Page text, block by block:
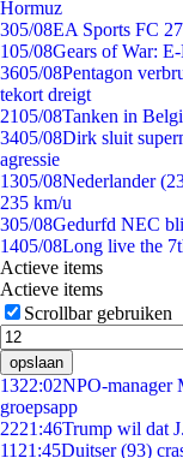
Hormuz
305/08EA Sports FC
105/08Gears of War:
3605/08Pentagon
tekort dreigt
2105/08Tanken in
3405/08Dirk sluit
agressie
1305/08Nederlander
235 km/u
305/08Gedurfd NEC
1405/08Long live the
Actieve items
Actieve items
Scrollbar gebruiken
opslaan
1322:02NPO-manager
groepsapp
2221:46Trump wil dat
11 21:45Duitser (93)